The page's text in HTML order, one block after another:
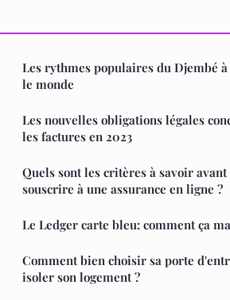
Les rythmes populaires du Djembé
le monde
Les nouvelles obligations légales
les factures en 2023
Quels sont les critères à savoir avant
souscrire à une assurance en ligne ?
Le Ledger carte bleu: comment ça
Comment bien choisir sa porte
isoler son logement ?